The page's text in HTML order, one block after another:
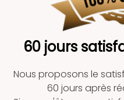
60 jours
Nous proposons le
60 jours après